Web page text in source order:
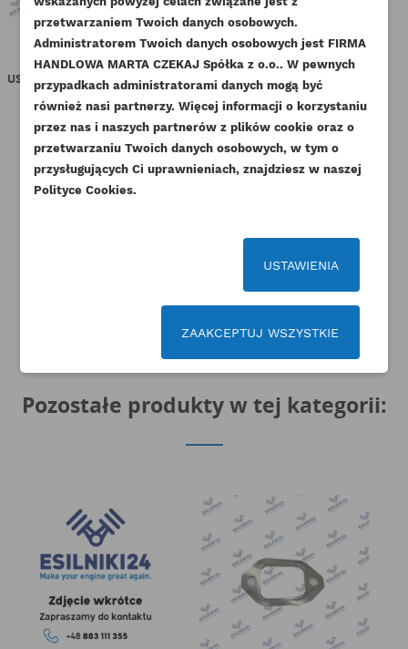
DODAJ DO LISTY ŻYCZEŃ
add_circle_outline Stwórz nową listę życzeń
Anuluj Utwórz listę życzeń
Musisz być zalogowany by zapisać produkty na
swojej liście życzeń.
Anuluj Zaloguj się
PERKINS TULEJA
USZCZELNIAJĄCA WTRYSK BK ML
ORYGINAŁ
T407139-ORG
Dostępny
67,65 złBrutto
55,00 złNetto
CAT OBUDOWA ROZRZĄDU 3054
3056 ORYGINAŁ
Indeks149-6932-ORG
Dostępny
1 966,77 złBrutto
Pozostałe produkty w tej kategorii:
przetwarzaniem Twoich danych osobowych.
Administratorem Twoich danych osobowych jest FIRMA
HANDLOWA MARTA CZEKAJ Spółka z o.o.. W pewnych
przypadkach administratorami danych mogą być
również nasi partnerzy. Więcej informacji o korzystaniu
przez nas i naszych partnerów z plików cookie oraz o
przetwarzaniu Twoich danych osobowych, w tym o
przysługujących Ci uprawnieniach, znajdziesz w naszej
Polityce Cookies.
USTAWIENIA
ZAAKCEPTUJ WSZYSTKIE